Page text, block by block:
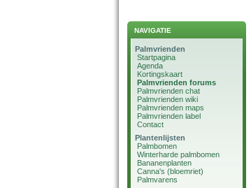
NAVIGATIE
Palmvrienden
Startpagina
Agenda
Kortingskaart
Palmvrienden forums
Palmvrienden chat
Palmvrienden wiki
Palmvrienden maps
Palmvrienden label
Contact
Plantenlijsten
Palmbomen
Winterharde palmbomen
Bananenplanten
Canna's (bloemriet)
Palmvarens